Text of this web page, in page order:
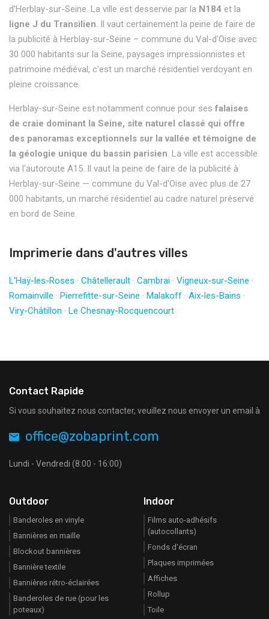
d'Herblay-sur-Seine. La ville est desservie par la N184 et la
ligne J du Transilien. Il vaut certainement la peine de faire de
la publicité à Herblay-sur-Seine – commune du Val-d'Oise avec
30 000 habitants sur la Seine, paysages impressionnistes et
patrimoine médiéval, c'est un marché résidentiel verdoyant en
pleine croissance.
Herblay-sur-Seine est notamment connue pour ses falaises
de craie dominant la Seine, site naturel classé qui offre
des panoramas exceptionnels sur la vallée et témoigne de
la géologie unique du bassin parisien. La ville est accessible
via l'autoroute A15. Il vaut la peine de faire de la publicité à
Herblay-sur-Seine — commune du Val-d'Oise avec plus de 27
000 habitants, un marché résidentiel au cadre naturel préservé
en bord de Seine.
Imprimerie dans d'autres villes
L'Haÿ-les-Roses · Châtellerault · Cambrai · Vigneux-sur-Seine ·
Romainville · Pierrefitte-sur-Seine · Malakoff · Aix-les-Bains ·
Viry-Châtillon · Le Chesnay-Rocquencourt
Contact Rapide
Si vous souhaitez nous contacter, veuillez nous envoyer un email à
office@zobaprint.com
Lundi - Vendredi (8:00 - 16:00)
Outdoor
Banderoles en vinyle
Bannières en maille
Blockout bannières
Bannière textile
Bannières rétro-éclairées
Banderoles de rue (pour les
poteaux)
Indoor
Films auto-adhésifs
(autocollants)
Fonds d'écran
Plaques imprimées
Affiches
Rollup
Toile